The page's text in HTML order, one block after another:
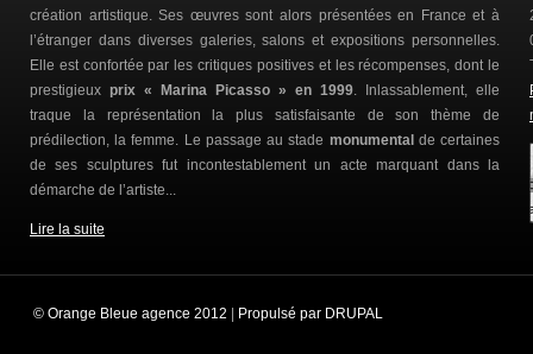
création artistique. Ses œuvres sont alors présentées en France et à
l’étranger dans diverses galeries, salons et expositions personnelles.
Elle est confortée par les critiques positives et les récompenses, dont le
prestigieux prix « Marina Picasso » en 1999. Inlassablement, elle
traque la représentation la plus satisfaisante de son thème de
prédilection, la femme. Le passage au stade monumental de certaines
de ses sculptures fut incontestablement un acte marquant dans la
démarche de l’artiste...
Lire la suite
© Orange Bleue agence 2012 | Propulsé par DRUPAL